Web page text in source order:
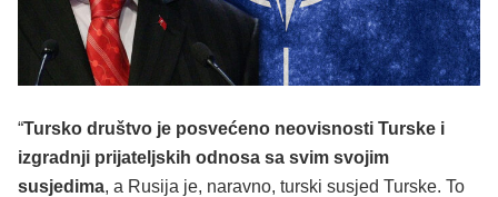
“Tursko društvo je posvećeno neovisnosti Turske i
izgradnji prijateljskih odnosa sa svim svojim
susjedima, a Rusija je, naravno, turski susjed Turske. To